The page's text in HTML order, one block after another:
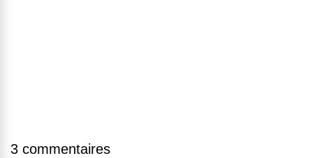
3 commentaires